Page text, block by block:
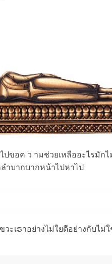
ปขอค ว ามช่วยเหลืออะไรมัก
ำบากบากหน้าไปหาไป
ะเຣาอย่างไม่ใยดีอย่างกับไ